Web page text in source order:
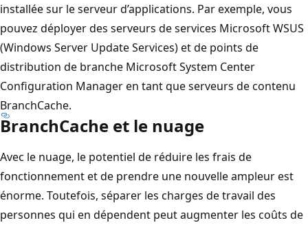
installée sur le serveur d’applications. Par exemple, vous
pouvez déployer des serveurs de services Microsoft WSUS
(Windows Server Update Services) et de points de
distribution de branche Microsoft System Center
Configuration Manager en tant que serveurs de contenu
BranchCache.
BranchCache et le nuage
Avec le nuage, le potentiel de réduire les frais de
fonctionnement et de prendre une nouvelle ampleur est
énorme. Toutefois, séparer les charges de travail des
personnes qui en dépendent peut augmenter les coûts de